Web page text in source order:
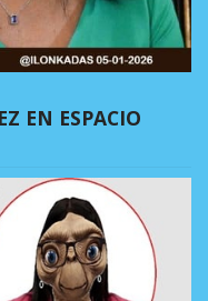
EN ESPACIO